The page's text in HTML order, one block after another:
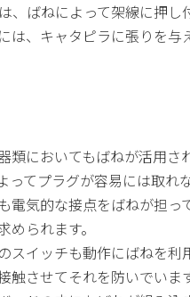
、ばねによって架線に押し
は、キャタピラに張りを
類においてもばねが活用
ってプラグが容易には取れ
電気的な接点をばねが担
られます。
スイッチも動作にばねを
触させてそれを防いでいます